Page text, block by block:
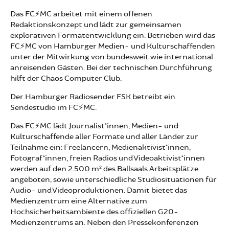
Das FC⚡MC arbeitet mit einem offenen
Redaktionskonzept und lädt zur gemeinsamen
explorativen Formatentwicklung ein. Betrieben wird das
FC⚡MC von Hamburger Medien- und Kulturschaffenden
unter der Mitwirkung von bundesweit wie international
anreisenden Gästen. Bei der technischen Durchführung
hilft der Chaos Computer Club.
Der Hamburger Radiosender FSK betreibt ein
Sendestudio im FC⚡MC.
Das FC⚡MC lädt Journalist*innen, Medien- und
Kulturschaffende aller Formate und aller Länder zur
Teilnahme ein: Freelancern, Medienaktivist*innen,
Fotograf*innen, freien Radios und Videoaktivist*innen
werden auf den 2.500 m² des Ballsaals Arbeitsplätze
angeboten, sowie unterschiedliche Studiosituationen für
Audio- und Videoproduktionen. Damit bietet das
Medienzentrum eine Alternative zum
Hochsicherheitsambiente des offiziellen G20-
Medienzentrums an. Neben den Pressekonferenzen